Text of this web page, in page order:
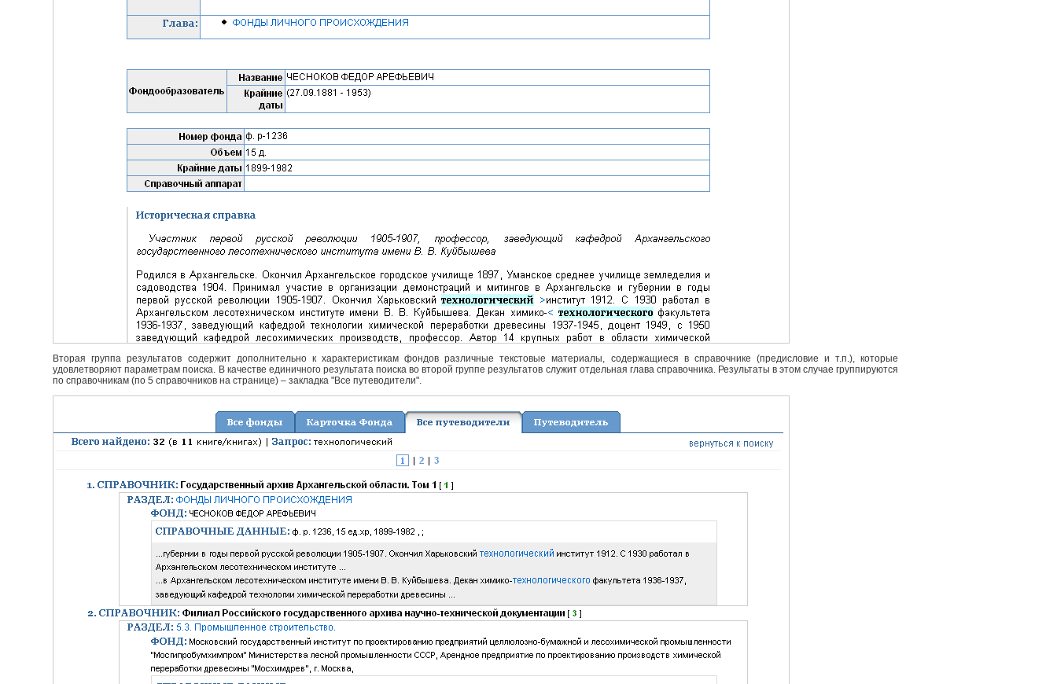
Вторая группа результатов содержит дополнительно к характеристикам фондов различные текстовые материалы, содержащиеся в справочнике (предисловие и т.п.), которые
удовлетворяют параметрам поиска. В качестве единичного результата поиска во второй группе результатов служит отдельная глава справочника. Результаты в этом случае группируются
по справочникам (по 5 справочников на странице) – закладка "Все путеводители".